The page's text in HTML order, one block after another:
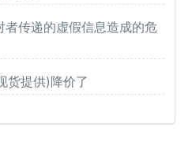
传递的虚假信息造成的危
货提供)降价了